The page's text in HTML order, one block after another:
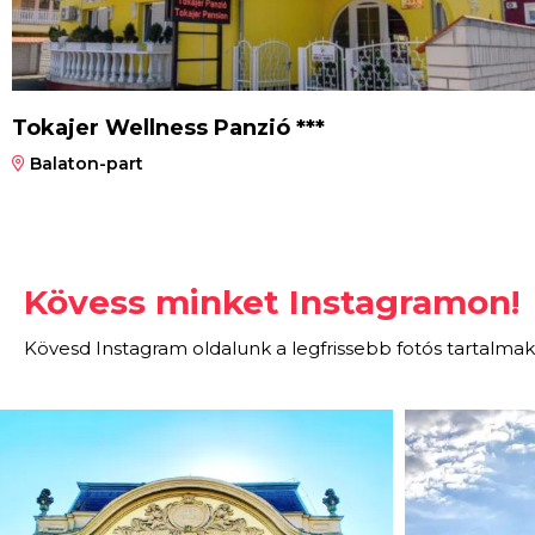
Tokajer Wellness Panzió ***
Balaton-part
Kövess minket Instagramon!
Kövesd Instagram oldalunk a legfrissebb fotós